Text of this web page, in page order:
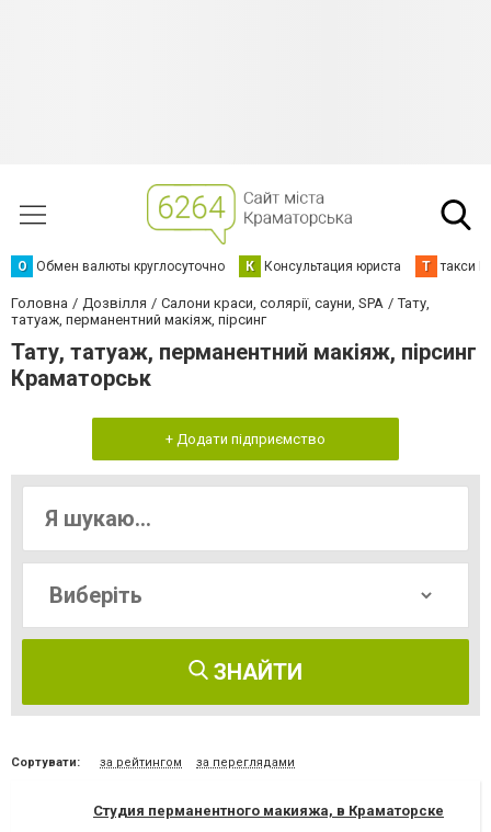
О Обмен валюты круглосуточно К Консультация юриста Т такси
Головна Дозвілля Салони краси, солярії, сауни, SPA
Тату,
татуаж, перманентний макіяж, пірсинг
Тату, татуаж, перманентний макіяж, пірсинг
Краматорськ
+ Додати підприємство
ЗНАЙТИ
Сортувати: за рейтингом за переглядами
Студия перманентного макияжа, в Краматорске